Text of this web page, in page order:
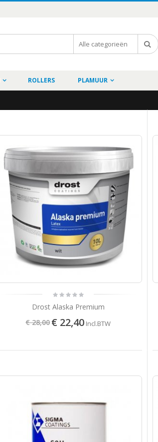
ROLLERS PLAMUUR
Drost Alaska Premium
€ 28,00€ 22,40 Incl.BTW